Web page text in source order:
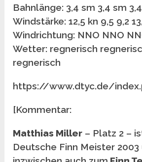
Bahnlänge: 3,4 sm 3,4 sm
Windstärke: 12,5 kn 9,5 9,2
Windrichtung: NNO NNO
Wetter: regnerisch
regnerisch
https://www.dtyc.de/
[Kommentar:
Matthias Miller – Platz 2 –
Deutsche Finn Meister